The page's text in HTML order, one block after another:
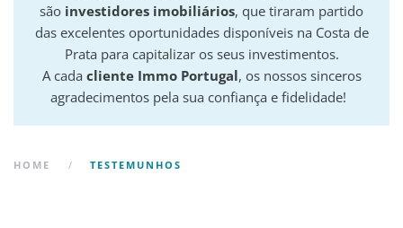
são investidores imobiliários, que tiraram partido
das excelentes oportunidades disponíveis na Costa de
Prata para capitalizar os seus investimentos.
A cada cliente Immo Portugal, os nossos sinceros
agradecimentos pela sua confiança e fidelidade!
HOME TESTEMUNHOS